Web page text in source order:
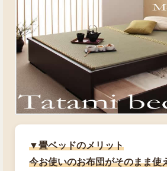
▼畳ベッドのメリット
今お使いのお布団がそのまま使